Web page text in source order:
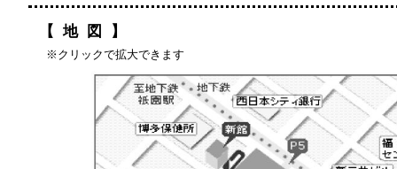
【地図】
※クリックで拡大できます